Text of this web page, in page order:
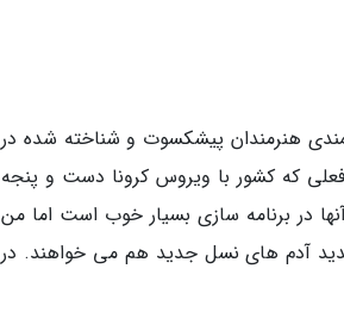
هنرمندان پیشکسوت و شناخته شده در
که کشور با ویروس کرونا دست و پنجه
در برنامه سازی بسیار خوب است اما من
آدم های نسل جدید هم می خواهند. در